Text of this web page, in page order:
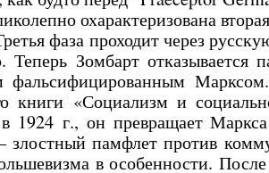
охарактеризована
фаза проходит через
Теперь Зомбарт отказывается
фальсифицированным
книги «Социализм и
1924 г., он превращает Маркса
злостный памфлет против
в особенности.